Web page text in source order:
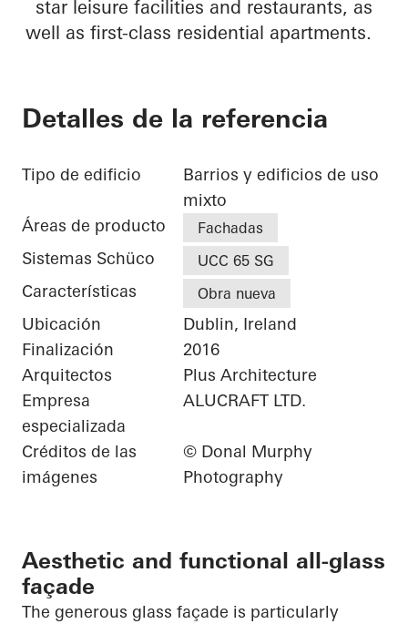
star leisure facilities and restaurants, as
well as first-class residential apartments.
Detalles de la referencia
Tipo de edificio
Barrios y edificios de uso
mixto
Áreas de producto
Fachadas
Sistemas Schüco UCC 65 SG
Características Obra nueva
Ubicación
Dublin, Ireland
Finalización
2016
Arquitectos
Plus Architecture
Empresa
especializada
ALUCRAFT LTD.
Créditos de las
imágenes
© Donal Murphy
Photography
Aesthetic and functional all-glass
façade
The generous glass façade is particularly